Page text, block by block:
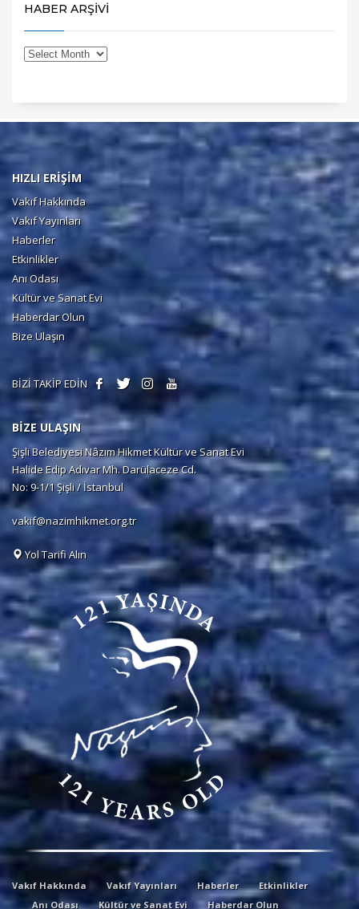
HABER ARŞİVİ
HIZLI ERİŞİM
Vakıf Hakkında
Vakıf Yayınları
Haberler
Etkinlikler
Anı Odası
Kültür ve Sanat Evi
Haberdar Olun
Bize Ulaşın
BİZİ TAKİP EDİN
BİZE ULAŞIN
Şişli Belediyesi Nâzım Hikmet Kültür ve Sanat Evi
Halide Edip Adıvar Mh. Darülaceze Cd.
No: 9-1/1 Şişli / İstanbul
vakif@nazimhikmet.org.tr
Yol Tarifi Alın
Vakıf Hakkında Vakıf Yayınları Haberler
Etkinlikler
Anı Odası
Kültür ve Sanat Evi Haberdar Olun